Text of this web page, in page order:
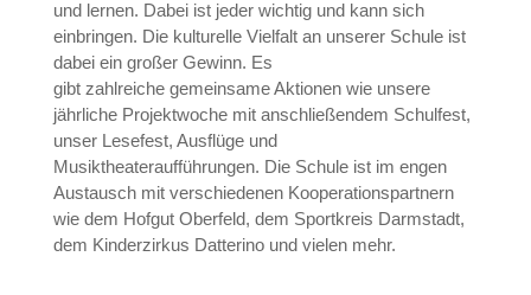
und lernen. Dabei ist jeder wichtig und kann sich
einbringen. Die kulturelle Vielfalt an unserer Schule ist
dabei ein großer Gewinn. Es
gibt zahlreiche gemeinsame Aktionen wie unsere
jährliche Projektwoche mit anschließendem Schulfest,
unser Lesefest, Ausflüge und
Musiktheateraufführungen. Die Schule ist im engen
Austausch mit verschiedenen Kooperationspartnern
wie dem Hofgut Oberfeld, dem Sportkreis Darmstadt,
dem Kinderzirkus Datterino und vielen mehr.